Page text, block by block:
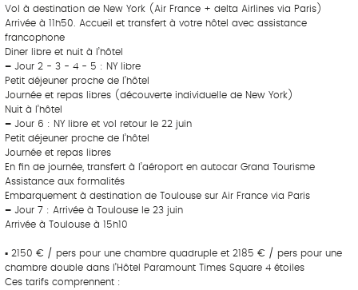
Vol à destination de New York (Air France + delta Airlines via Paris)
Arrivée à 11h50. Accueil et transfert à votre hôtel avec assistance
francophone
Diner libre et nuit à l’hôtel
– Jour 2 - 3 - 4 - 5 : NY libre
Petit déjeuner proche de l’hôtel
Journée et repas libres (découverte individuelle de New York)
Nuit à l’hôtel
– Jour 6 : NY libre et vol retour le 22 juin
Petit déjeuner proche de l’hôtel
Journée et repas libres
En fin de journée, transfert à l’aéroport en autocar Grand Tourisme
Assistance aux formalités
Embarquement à destination de Toulouse sur Air France via Paris
– Jour 7 : Arrivée à Toulouse le 23 juin
Arrivée à Toulouse à 15h10
▪ 2150 € / pers pour une chambre quadruple et 2185 € / pers pour une
chambre double dans l’Hôtel Paramount Times Square 4 étoiles
Ces tarifs comprennent :